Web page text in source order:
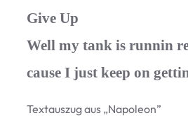
Give Up
Well my tank is runnin
cause I just keep on
Text­aus­zug aus „Napo­leon”